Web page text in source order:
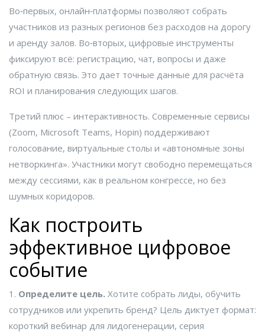
Во‑первых, онлайн‑платформы позволяют собрать
участников из разных регионов без расходов на дорогу
и аренду залов. Во‑вторых, цифровые инструменты
фиксируют всё: регистрацию, чат, вопросы и даже
обратную связь. Это дает точные данные для расчёта
ROI и планирования следующих шагов.
Третий плюс – интерактивность. Современные сервисы
(Zoom, Microsoft Teams, Hopin) поддерживают
голосование, виртуальные столы и «автономные зоны
нетворкинга». Участники могут свободно перемещаться
между сессиями, как в реальном конгрессе, но без
шумных коридоров.
Как построить
эффективное цифровое
событие
1. Определите цель. Хотите собрать лиды, обучить
сотрудников или укрепить бренд? Цель диктует формат:
короткий вебинар для лидогенерации, серия